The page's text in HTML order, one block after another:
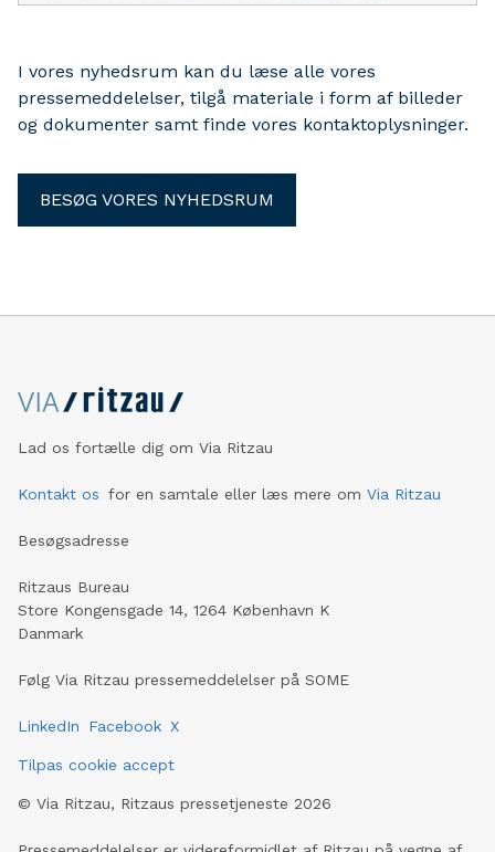
I vores nyhedsrum kan du læse alle vores
pressemeddelelser, tilgå materiale i form af billeder
og dokumenter samt finde vores kontaktoplysninger.
BESØG VORES NYHEDSRUM
Lad os fortælle dig om Via Ritzau
Kontakt os for en samtale eller læs mere om Via Ritzau
Besøgsadresse
Ritzaus Bureau
Store Kongensgade 14, 1264 København K
Danmark
Følg Via Ritzau pressemeddelelser på SOME
LinkedIn Facebook X
Tilpas cookie accept
© Via Ritzau, Ritzaus pressetjeneste 2026